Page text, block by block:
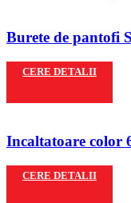
Burete de pantofi
CERE DETALII
Incaltatoare color
CERE DETALII